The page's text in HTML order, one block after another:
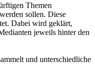
Themen
sollen. Diese
Dabei wird geklärt,
jeweils hinter den
und unterschiedliche